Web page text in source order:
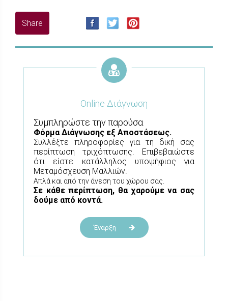
Online Διάγνωση
Συμπληρώστε την παρούσα
Φόρμα Διάγνωσης εξ Αποστάσεως.
Συλλέξτε πληροφορίες για τη δική σας
περίπτωση τριχόπτωσης. Επιβεβαιώστε
ότι είστε κατάλληλος υποψήφιος για
Μεταμόσχευση Μαλλιών.
Απλά και από την άνεση του χώρου σας.
Σε κάθε περίπτωση, θα χαρούμε να σας
δούμε από κοντά.
Έναρξη